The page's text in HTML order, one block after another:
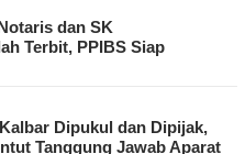
dan SK
Terbit, PPIBS Siap
Dipukul dan Dipijak,
Tanggung Jawab Aparat